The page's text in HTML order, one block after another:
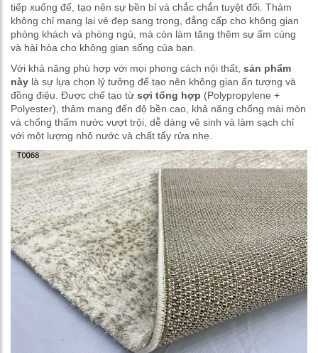
tiếp xuống đế, tạo nên sự bền bỉ và chắc chắn tuyệt đối. Thảm
không chỉ mang lại vẻ đẹp sang trọng, đẳng cấp cho không gian
phòng khách và phòng ngủ, mà còn làm tăng thêm sự ấm cúng
và hài hòa cho không gian sống của bạn.
Với khả năng phù hợp với mọi phong cách nội thất, sản phẩm
này là sự lựa chọn lý tưởng để tạo nên không gian ấn tượng và
đồng điệu. Được chế tạo từ sợi tổng hợp (Polypropylene +
Polyester), thảm mang đến độ bền cao, khả năng chống mài mòn
và chống thấm nước vượt trội, dễ dàng vệ sinh và làm sạch chỉ
với một lượng nhỏ nước và chất tẩy rửa nhẹ.